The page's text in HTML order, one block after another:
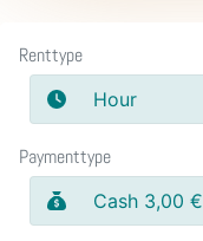
Renttype
Hour
Paymenttype
Cash 3,00 €